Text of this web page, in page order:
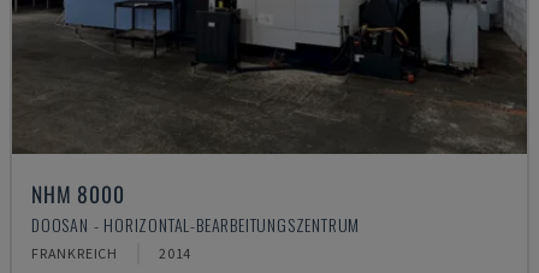
NHM 8000
DOOSAN - HORIZONTAL-BEARBEITUNGSZENTRUM
FRANKREICH 2014